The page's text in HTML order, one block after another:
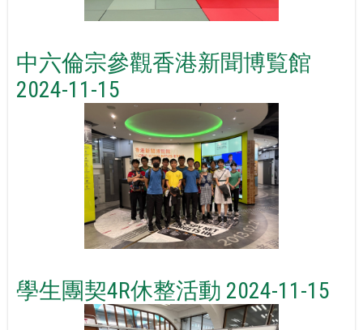
中六倫宗參觀香港新聞博覧館
2024-11-15
學生團契4R休整活動 2024-11-15